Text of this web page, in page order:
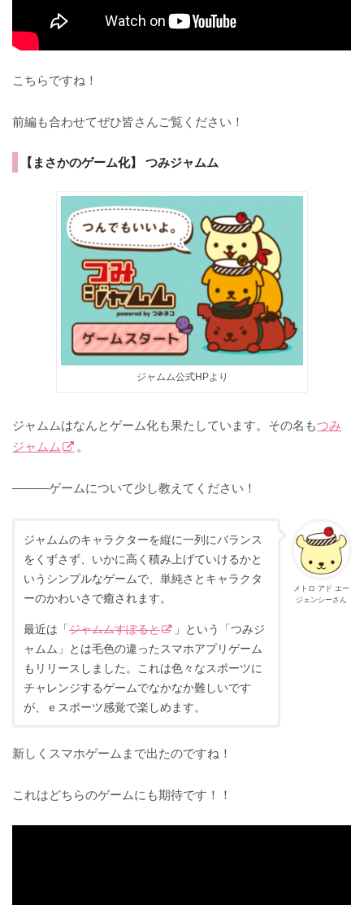
こちらですね！
前編も合わせてぜひ皆さんご覧ください！
【まさかのゲーム化】 つみジャムム
ジャムム公式HPより
ジャムムはなんとゲーム化も果たしています。その名もつみ
ジャムム
。
———ゲームについて少し教えてください！
メトロ アド エー
ジェンシーさん
ジャムムのキャラクターを縦に一列にバランス
をくずさず、いかに高く積み上げていけるかと
いうシンプルなゲームで、単純さとキャラクタ
ーのかわいさで癒されます。
最近は「ジャムムすぽると
」という「つみジ
ャムム」とは毛色の違ったスマホアプリゲーム
もリリースしました。これは色々なスポーツに
チャレンジするゲームでなかなか難しいです
が、ｅスポーツ感覚で楽しめます。
新しくスマホゲームまで出たのですね！
これはどちらのゲームにも期待です！！